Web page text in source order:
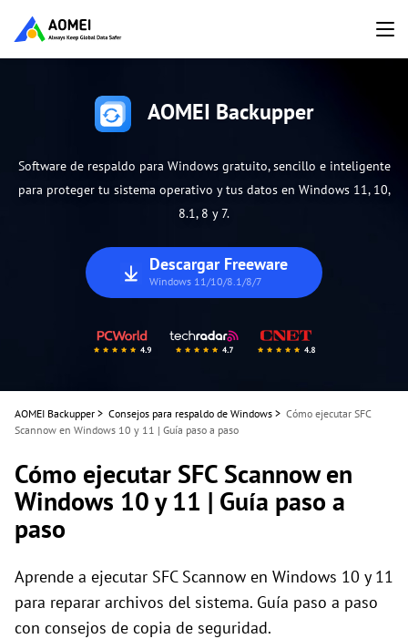
AOMEI Backupper
Software de respaldo para Windows gratuito, sencillo e inteligente
para proteger tu sistema operativo y tus datos en Windows 11, 10,
8.1, 8 y 7.
Descargar Freeware
Windows 11/10/8.1/8/7
AOMEI Backupper > Consejos para respaldo de Windows > Cómo ejecutar SFC
Scannow en Windows 10 y 11 | Guía paso a paso
Cómo ejecutar SFC Scannow en
Windows 10 y 11 | Guía paso a
paso
Aprende a ejecutar SFC Scannow en Windows 10 y 11
para reparar archivos del sistema. Guía paso a paso
con consejos de copia de seguridad.